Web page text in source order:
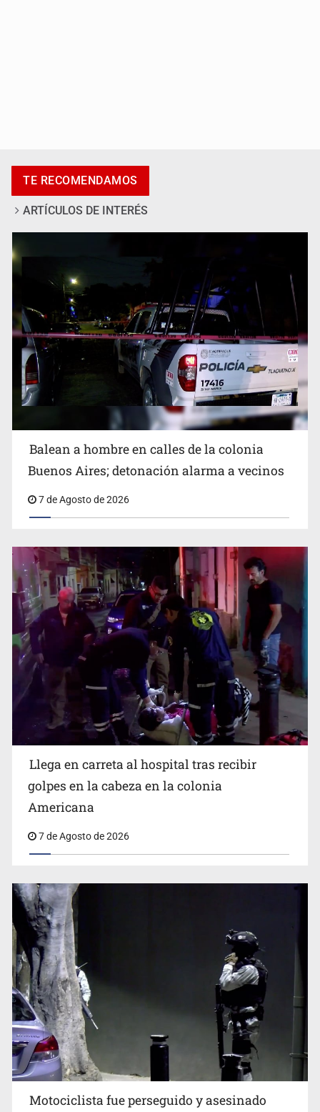
SCJN ordena al Congreso de Jalisco eliminar la
adopción simple
Cae ex mando por agresión a ex pareja y procesan a
agente por abuso a menor
Balean a hombre en calles de la colonia Buenos Aires;
detonación alarma a vecinos
TE RECOMENDAMOS
ARTÍCULOS DE INTERÉS
Balean a hombre en calles de la colonia
Buenos Aires; detonación alarma a vecinos
7 de Agosto de 2026
Llega en carreta al hospital tras recibir
golpes en la cabeza en la colonia
Americana
7 de Agosto de 2026
Motociclista fue perseguido y asesinado